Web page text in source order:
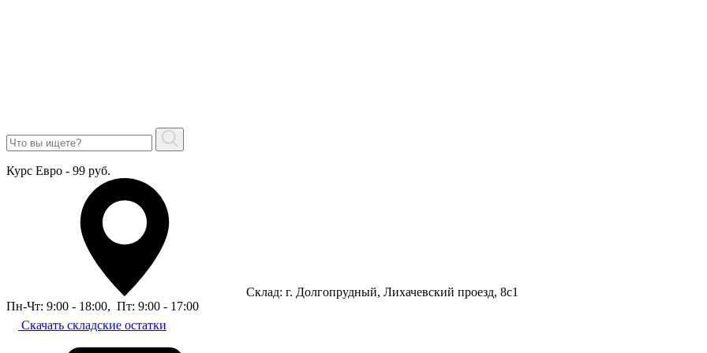
Курс Евро - 99 руб.
Склад: г. Долгопрудный, Лихачевский проезд, 8c1
Пн-Чт: 9:00 - 18:00, Пт: 9:00 - 17:00
Скачать складские остатки